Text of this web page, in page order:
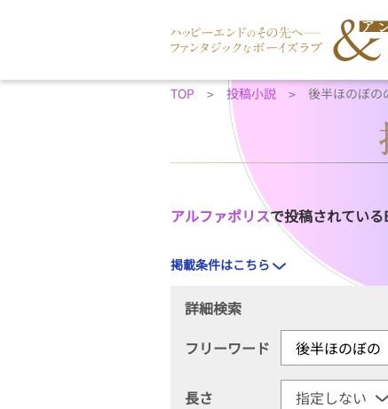
TOP 投稿小説 後半ほのぼの
アルファポリスで投稿されている
掲載条件はこちら
詳細検索
フリーワード
長さ